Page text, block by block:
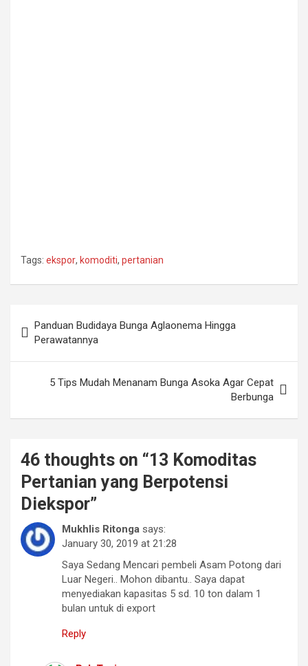
Tags: ekspor, komoditi, pertanian
navigation
Panduan Budidaya Bunga Aglaonema Hingga
Perawatannya
5 Tips Mudah Menanam Bunga Asoka Agar Cepat
Berbunga
46 thoughts on “13 Komoditas
Pertanian yang Berpotensi
Diekspor”
Mukhlis Ritonga says:
January 30, 2019 at 21:28
Saya Sedang Mencari pembeli Asam Potong dari
Luar Negeri.. Mohon dibantu.. Saya dapat
menyediakan kapasitas 5 sd. 10 ton dalam 1
bulan untuk di export
Reply